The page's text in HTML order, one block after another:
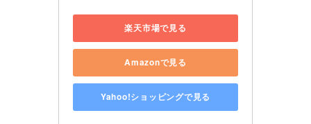
楽天市場で見る
Amazonで見る
Yahoo!ショッピングで見る